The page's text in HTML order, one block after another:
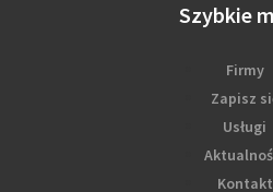
Szybkie
Firmy
Zapisz
Usługi
Kontakt